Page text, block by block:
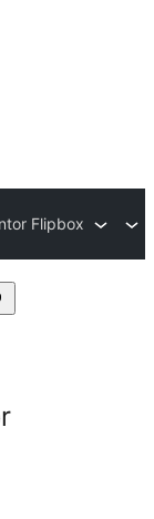
Flipbox